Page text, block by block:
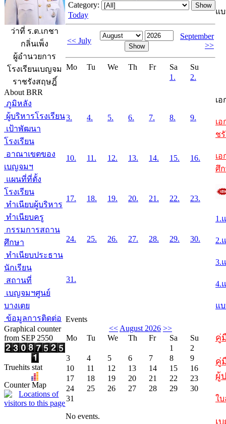
ว่าที่ ร.ต.เกชา
กลิ่นเพ็ง
ผู้อำนวยการ
โรงเรียนเบญจม
ราชรังสฤษฎิ์
About BRR
ภูมิหลัง
ผู้บริหารโรงเรียน
เป้าพัฒนา
โรงเรียน
อาณาเขตของ
เบญจมฯ
แผนที่ที่ตั้ง
โรงเรียน
ทำเนียบผู้บริหาร
ทำเนียบครู
กรรมการสถาน
ศึกษา
ทำเนียบประธาน
นักเรียน
สถานที่
เบญจมฯศูนย์
บางเตย
ข้อมูลการติดต่อ
Graphical counter
from SEP 2550
Truehits stat
Counter Map
Category:
Today
<< July
September
>>
Mo Tu We Th Fr Sa
Su
1.
2.
3. 4. 5. 6. 7. 8. 9.
10. 11. 12. 13. 14. 15. 16.
17. 18. 19. 20. 21. 22. 23.
24. 25. 26. 27. 28. 29. 30.
31.
Events
<< August 2026 >>
Mo
Tu We Th Fr Sa
Su
1
2
3
4 5 6 7 8
9
10
11 12 13 14 15
16
17
18 19 20 21 22
23
24
25 26 27 28 29
30
31
No events.
แ
เ
เ
ช
เ
ศึ
1.
2.
3.
4.
แ
คู่
คู่
ผู้
ใ
เ